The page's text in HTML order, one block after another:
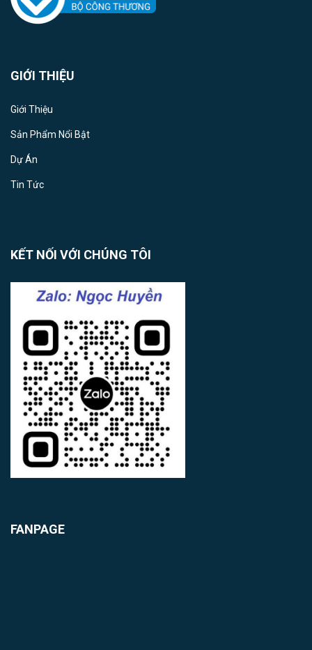
GIỚI THIỆU
Giới Thiệu
Sản Phẩm Nổi Bật
Dự Án
Tin Tức
KẾT NỐI VỚI CHÚNG TÔI
FANPAGE